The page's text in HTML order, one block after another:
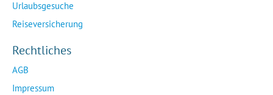
Urlaubsgesuche
Reiseversicherung
Rechtliches
AGB
Impressum